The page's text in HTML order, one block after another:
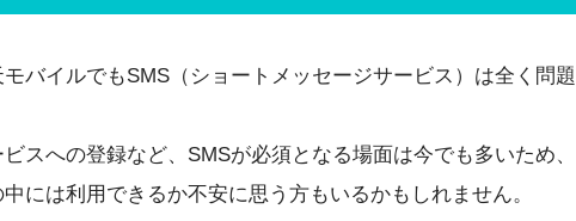
バイルでもSMS（ショートメッセージサービス）は全く問題
スへの登録など、SMSが必須となる場面は今でも多いため、
には利用できるか不安に思う方もいるかもしれません。